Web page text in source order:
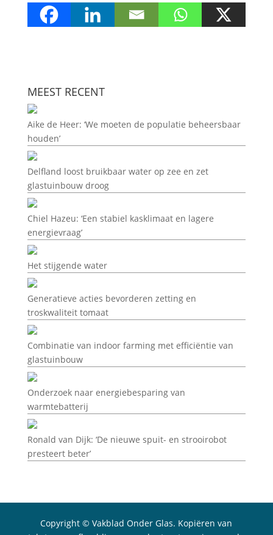
MEEST RECENT
Aike de Heer: ‘We moeten de populatie beheersbaar
houden’
Delfland loost bruikbaar water op zee en zet
glastuinbouw droog
Chiel Hazeu: ‘Een stabiel kasklimaat en lagere
energievraag’
Het stijgende water
Generatieve acties bevorderen zetting en
troskwaliteit tomaat
Combinatie van indoor farming met efficiëntie van
glastuinbouw
Onderzoek naar energiebesparing van
warmtebatterij
Ronald van Dijk: ‘De nieuwe spuit- en strooirobot
presteert beter’
Copyright © Vakblad Onder Glas. Kopiëren van